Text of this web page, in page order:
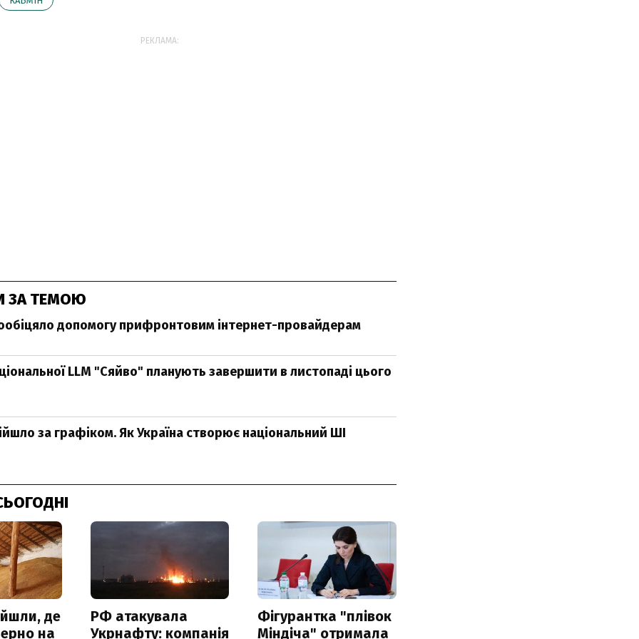
РЕКЛАМА:
ЗА ТЕМОЮ
допомогу прифронтовим інтернет-провайдерам
LLM "Сяйво" планують завершити в листопаді цього
за графіком. Як Україна створює національний ШІ
де
на
РФ атакувала
Укрнафту: компанія
Фігурантка "плівок
Міндіча" отримала